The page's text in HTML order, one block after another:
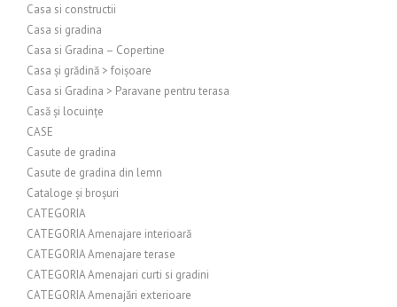
Casa si constructii
Casa si gradina
Casa si Gradina – Copertine
Casa și grădină > foișoare
Casa si Gradina > Paravane pentru terasa
Casă și locuințe
CASE
Casute de gradina
Casute de gradina din lemn
Cataloge și broșuri
CATEGORIA
CATEGORIA Amenajare interioară
CATEGORIA Amenajare terase
CATEGORIA Amenajari curti si gradini
CATEGORIA Amenajări exterioare